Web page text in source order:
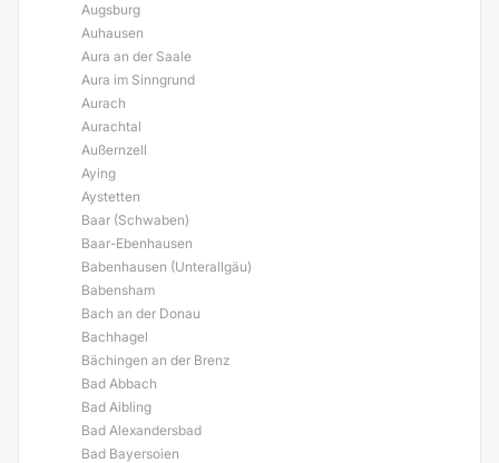
Augsburg
Auhausen
Aura an der Saale
Aura im Sinngrund
Aurach
Aurachtal
Außernzell
Aying
Aystetten
Baar (Schwaben)
Baar-Ebenhausen
Babenhausen (Unterallgäu)
Babensham
Bach an der Donau
Bachhagel
Bächingen an der Brenz
Bad Abbach
Bad Aibling
Bad Alexandersbad
Bad Bayersoien